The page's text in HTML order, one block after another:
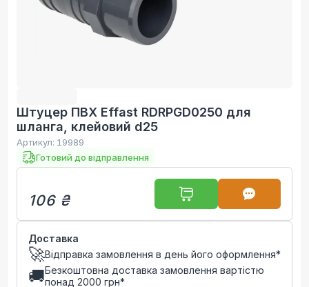
Штуцер ПВХ Effast RDRPGD0250 для
шланга, клейовий d25
Артикул: 19989
Готовий до відправлення
106 ₴
Доставка
🚀Відправка замовлення в день його оформлення*
🚚Безкоштовна доставка замовлення вартістю
понад 2000 грн*